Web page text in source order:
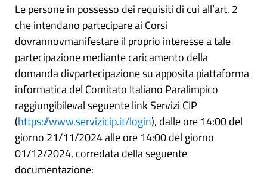
Le persone in possesso dei requisiti di cui all’art. 2
che intendano partecipare ai Corsi
dovrannovmanifestare il proprio interesse a tale
partecipazione mediante caricamento della
domanda divpartecipazione su apposita piattaforma
informatica del Comitato Italiano Paralimpico
raggiungibileval seguente link Servizi CIP
(https://www.servizicip.it/login), dalle ore 14:00 del
giorno 21/11/2024 alle ore 14:00 del giorno
01/12/2024, corredata della seguente
documentazione: